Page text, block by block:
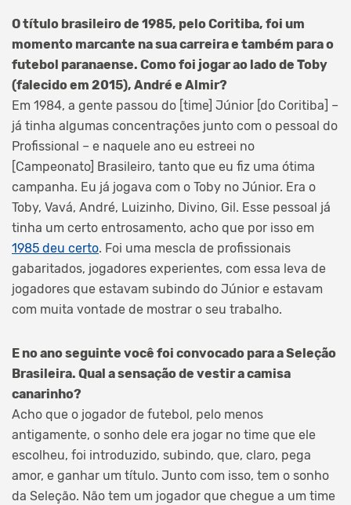
O título brasileiro de 1985, pelo Coritiba, foi um
momento marcante na sua carreira e também para o
futebol paranaense. Como foi jogar ao lado de Toby
(falecido em 2015), André e Almir?
Em 1984, a gente passou do [time] Júnior [do Coritiba] –
já tinha algumas concentrações junto com o pessoal do
Profissional – e naquele ano eu estreei no
[Campeonato] Brasileiro, tanto que eu fiz uma ótima
campanha. Eu já jogava com o Toby no Júnior. Era o
Toby, Vavá, André, Luizinho, Divino, Gil. Esse pessoal já
tinha um certo entrosamento, acho que por isso em
1985 deu certo. Foi uma mescla de profissionais
gabaritados, jogadores experientes, com essa leva de
jogadores que estavam subindo do Júnior e estavam
com muita vontade de mostrar o seu trabalho.
E no ano seguinte você foi convocado para a Seleção
Brasileira. Qual a sensação de vestir a camisa
canarinho?
Acho que o jogador de futebol, pelo menos
antigamente, o sonho dele era jogar no time que ele
escolheu, foi introduzido, subindo, que, claro, pega
amor, e ganhar um título. Junto com isso, tem o sonho
da Seleção. Não tem um jogador que chegue a um time